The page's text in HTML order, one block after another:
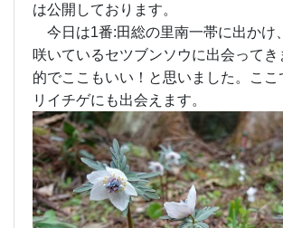
は公開しております。
今日は1番:田総の里南一帯に出かけ
咲いているセツブンソウに出会ってき
的でここもいい！と思いました。ここ
リイチゲにも出会えます。